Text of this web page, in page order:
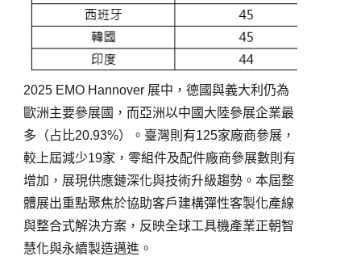
2025 EMO Hannover 展中，德國與義大利仍為
歐洲主要參展國，而亞洲以中國大陸參展企業最
多（占比20.93%）。臺灣則有125家廠商參展，
較上屆減少19家，零組件及配件廠商參展數則有
增加，展現供應鏈深化與技術升級趨勢。本屆整
體展出重點聚焦於協助客戶建構彈性客製化產線
與整合式解決方案，反映全球工具機產業正朝智
慧化與永續製造邁進。